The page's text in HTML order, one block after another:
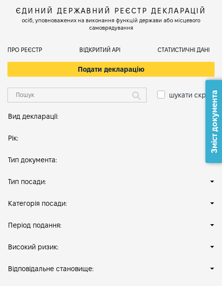
ЄДИНИЙ ДЕРЖАВНИЙ РЕЄСТР ДЕКЛАРАЦІЙ
осіб, уповноважених на виконання функцій держави або місцевого
самоврядування
ПРО РЕЄСТР ВІДКРИТИЙ АРІ СТАТИСТИЧНІ ДАНІ
Подати декларацію
шукати скрізь
Вид декларації:
Рік:
Тип документа:
Тип посади:
Категорія посади:
Період подання:
Високий ризик:
Відповідальне становище:
Зміст документа